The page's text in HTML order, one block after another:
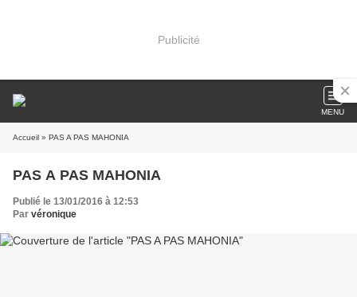
Publicité
MENU
Accueil » PAS A PAS MAHONIA
PAS A PAS MAHONIA
Publié le 13/01/2016 à 12:53
Par véronique